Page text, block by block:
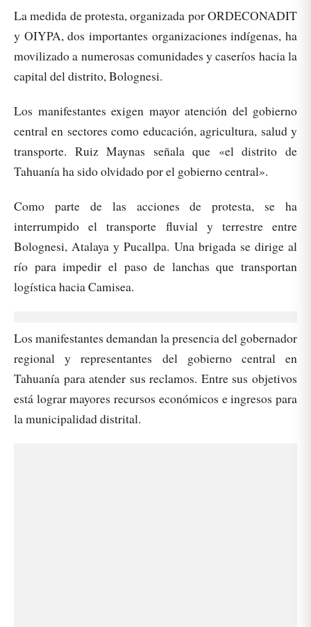
La medida de protesta, organizada por ORDECONADIT
y OIYPA, dos importantes organizaciones indígenas, ha
movilizado a numerosas comunidades y caseríos hacia la
capital del distrito, Bolognesi.
Los manifestantes exigen mayor atención del gobierno
central en sectores como educación, agricultura, salud y
transporte. Ruiz Maynas señala que «el distrito de
Tahuanía ha sido olvidado por el gobierno central».
Como parte de las acciones de protesta, se ha
interrumpido el transporte fluvial y terrestre entre
Bolognesi, Atalaya y Pucallpa. Una brigada se dirige al
río para impedir el paso de lanchas que transportan
logística hacia Camisea.
Los manifestantes demandan la presencia del gobernador
regional y representantes del gobierno central en
Tahuanía para atender sus reclamos. Entre sus objetivos
está lograr mayores recursos económicos e ingresos para
la municipalidad distrital.